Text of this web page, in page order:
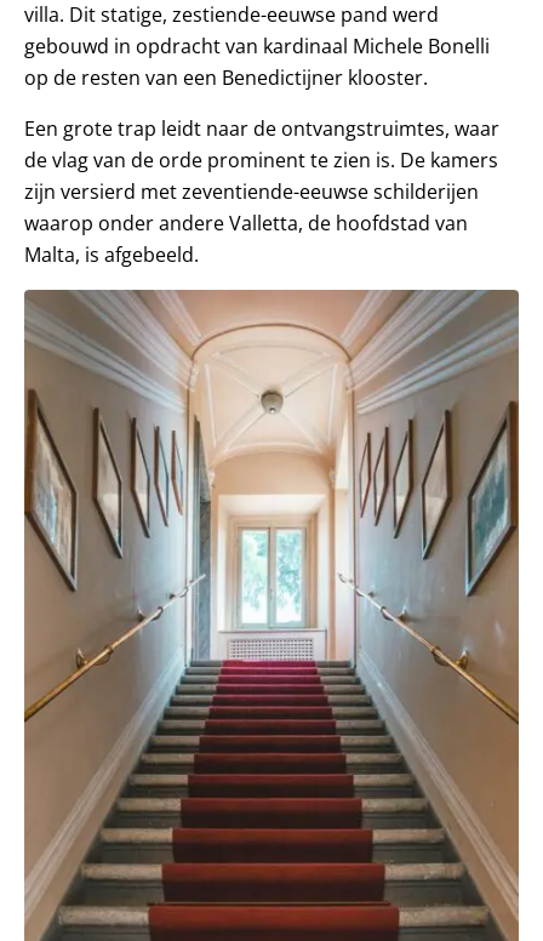
villa. Dit statige, zestiende-eeuwse pand werd
gebouwd in opdracht van kardinaal Michele Bonelli
op de resten van een Benedictijner klooster.
Een grote trap leidt naar de ontvangstruimtes, waar
de vlag van de orde prominent te zien is. De kamers
zijn versierd met zeventiende-eeuwse schilderijen
waarop onder andere Valletta, de hoofdstad van
Malta, is afgebeeld.